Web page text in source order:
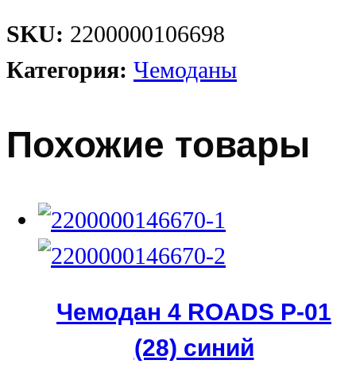
SKU: 2200000106698
Категория: Чемоданы
Похожие товары
Чемодан 4 ROADS Р-01
(28) синий